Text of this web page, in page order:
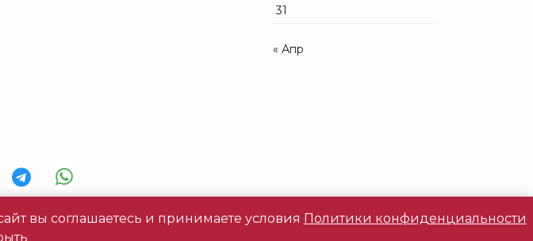
31
« Апр
конфиденциальности
вы соглашаетесь и принимаете условия Политики конфиденциальности